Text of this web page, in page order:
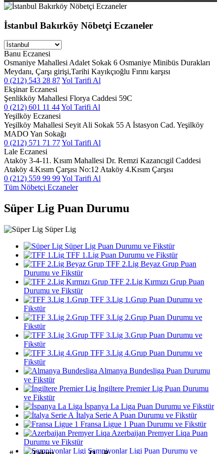
İstanbul Bakırköy Nöbetçi Eczaneler
Banu Eczanesi
Osmaniye Mahallesi Adalet Sokak 6 Osmaniye Minibüs Durakları
Meydanı, Çarşı girişi,Tarihi Kayıkçıoğlu Fırını karşısı
0 (212) 543 28 87Yol Tarifi Al
Ekşinar Eczanesi
Şenlikköy Mahallesi Florya Caddesi 59C
0 (212) 601 11 44Yol Tarifi Al
Yeşilköy Eczanesi
Yeşilköy Mahallesi Seyit Ali Sokak 55 A İstasyon Cad. Yeşilköy
MADO Yan Sokağı
0 (212) 571 71 77Yol Tarifi Al
Lale Eczanesi
Ataköy 3-4-11. Kısım Mahallesi Dr. Remzi Kazancıgil Caddesi
Ataköy 4.Kısım Çarşısı No:12 Ataköy 4.Kısım Çarşısı
0 (212) 559 99 99Yol Tarifi Al
Tüm Nöbetçi Eczaneler
Süper Lig Puan Durumu
Süper Lig
Süper Lig Puan Durumu ve Fikstür
TFF 1.Lig Puan Durumu ve Fikstür
TFF 2.Lig Beyaz Grup Puan
Durumu ve Fikstür
TFF 2.Lig Kırmızı Grup Puan
Durumu ve Fikstür
TFF 3.Lig 1.Grup Puan Durumu ve
Fikstür
TFF 3.Lig 2.Grup Puan Durumu ve
Fikstür
TFF 3.Lig 3.Grup Puan Durumu ve
Fikstür
TFF 3.Lig 4.Grup Puan Durumu ve
Fikstür
Almanya Bundesliga Puan Durumu
ve Fikstür
İngiltere Premier Lig Puan Durumu
ve Fikstür
İspanya La Liga Puan Durumu ve Fikstür
İtalya Serie A Puan Durumu ve Fikstür
Fransa Ligue 1 Puan Durumu ve Fikstür
Azerbaijan Premyer Liqa Puan
Durumu ve Fikstür
Şampiyonlar Ligi Puan Durumu ve